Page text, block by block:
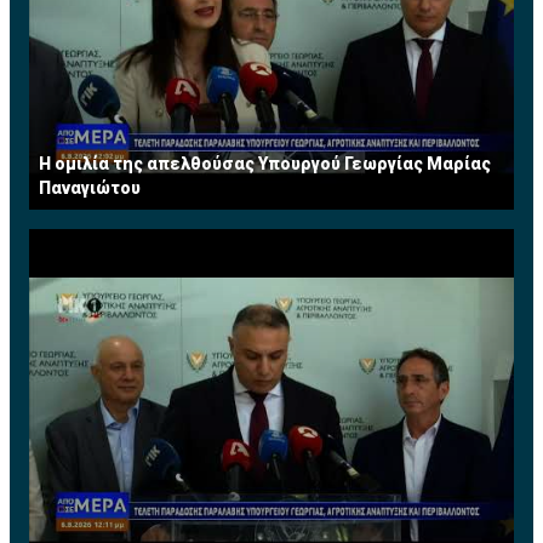
και να δημιουργήσουμε επίσης νέες αγορές. Όπως έχει
προγραμματίσει η Εταιρεία μας για φέτος θα
συμμετάσχει σ’όλες τις μεγάλες κτηματικές εκθέσεις
αλλά θα οργανώσουμε και δικές μας εκθέσεις και
σεμινάρια ανά το παγκόσμιο".
Η ομιλία της απελθούσας Υπουργού Γεωργίας Μαρίας
Παναγιώτου